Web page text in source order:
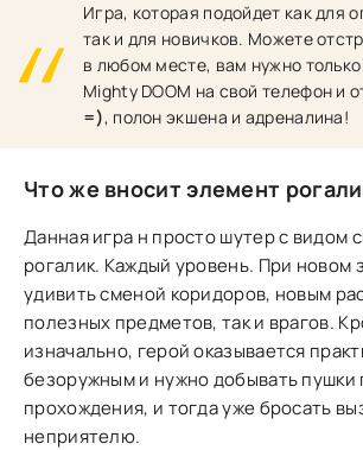
Игра, которая подойдет как для
так и для новичков. Можете
в любом месте, вам нужно только
Mighty DOOM на свой телефон и
=), полон экшена и адреналина!
Что же вносит элемент
Данная игра н просто шутер с видом
рогалик. Каждый уровень. При новом
удивить сменой коридоров, новым
полезных предметов, так и врагов.
изначально, герой оказывается
безоружным и нужно добывать пушки
прохождения, и тогда уже бросать
неприятелю.